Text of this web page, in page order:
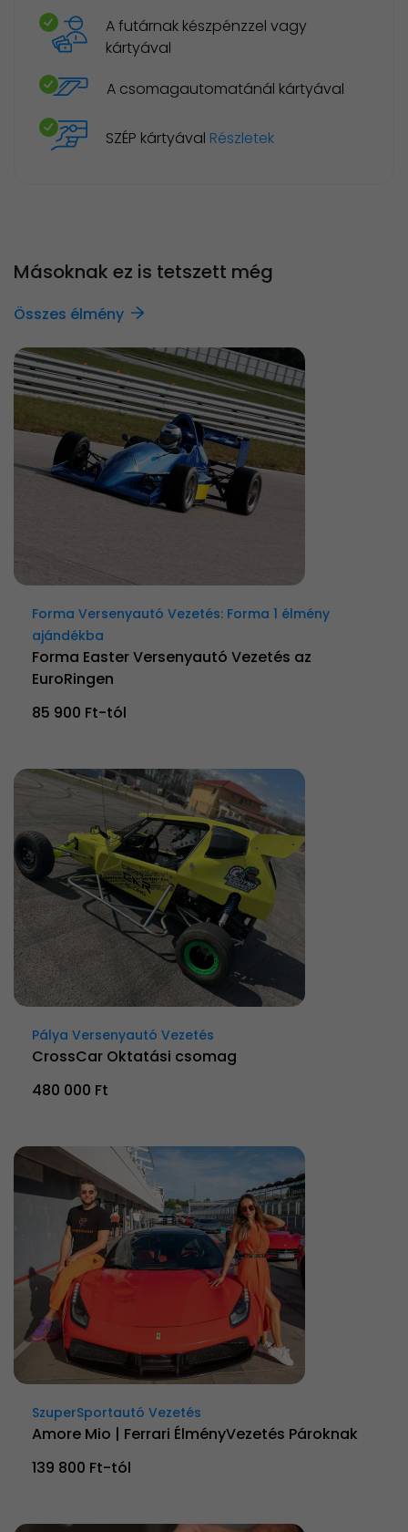
A futárnak készpénzzel vagy
kártyával
A csomagautomatánál kártyával
SZÉP kártyával Részletek
Másoknak ez is tetszett még
Összes élmény
Forma Versenyautó Vezetés: Forma 1 élmény
ajándékba
Forma Easter Versenyautó Vezetés az
EuroRingen
85 900 Ft-tól
Pálya Versenyautó Vezetés
CrossCar Oktatási csomag
480 000 Ft
SzuperSportautó Vezetés
Amore Mio | Ferrari ÉlményVezetés Pároknak
139 800 Ft-tól